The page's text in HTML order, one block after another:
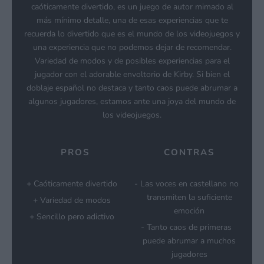
caóticamente divertido, es un juego de autor mimado al
más mínimo detalle, una de esas experiencias que te
recuerda lo divertido que es el mundo de los videojuegos y
una experiencia que no podemos dejar de recomendar.
Variedad de modos y de posibles experiencias para el
jugador con el adorable envoltorio de Kirby. Si bien el
doblaje español no destaca y tanto caos puede abrumar a
algunos jugadores, estamos ante una joya del mundo de
los videojuegos.
PROS
Caóticamente divertido
Variedad de modos
Sencillo pero adictivo
CONTRAS
Las voces en castellano no
transmiten la suficiente
emoción
Tanto caos de primeras
puede abrumar a muchos
jugadores